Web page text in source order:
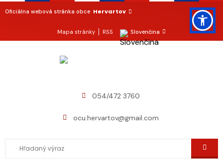
Oficiálna webová stránka obce Hervartov
Mapa stránky RSS Slovenčina
054/472 3760
ocu.hervartov@gmail.com